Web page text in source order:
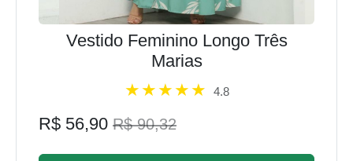
Vestido Feminino Longo Três
Marias
4.8
R$ 56,90 R$ 90,32